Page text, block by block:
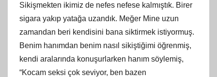
Sikişmekten ikimiz de nefes nefese kalmıştık. Birer
sigara yakıp yatağa uzandık. Meğer Mine uzun
zamandan beri kendisini bana siktirmek istiyormuş.
Benim hanımdan benim nasıl sikiştiğimi öğrenmiş,
kendi aralarında konuşurlarken hanım söylemiş,
“Kocam seksi çok seviyor, ben bazen